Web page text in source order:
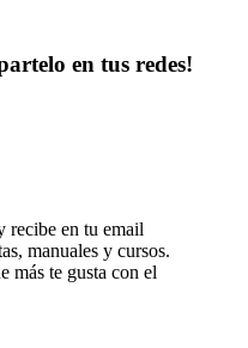
en tus redes!
recibe en tu email
manuales y cursos.
más te gusta con el